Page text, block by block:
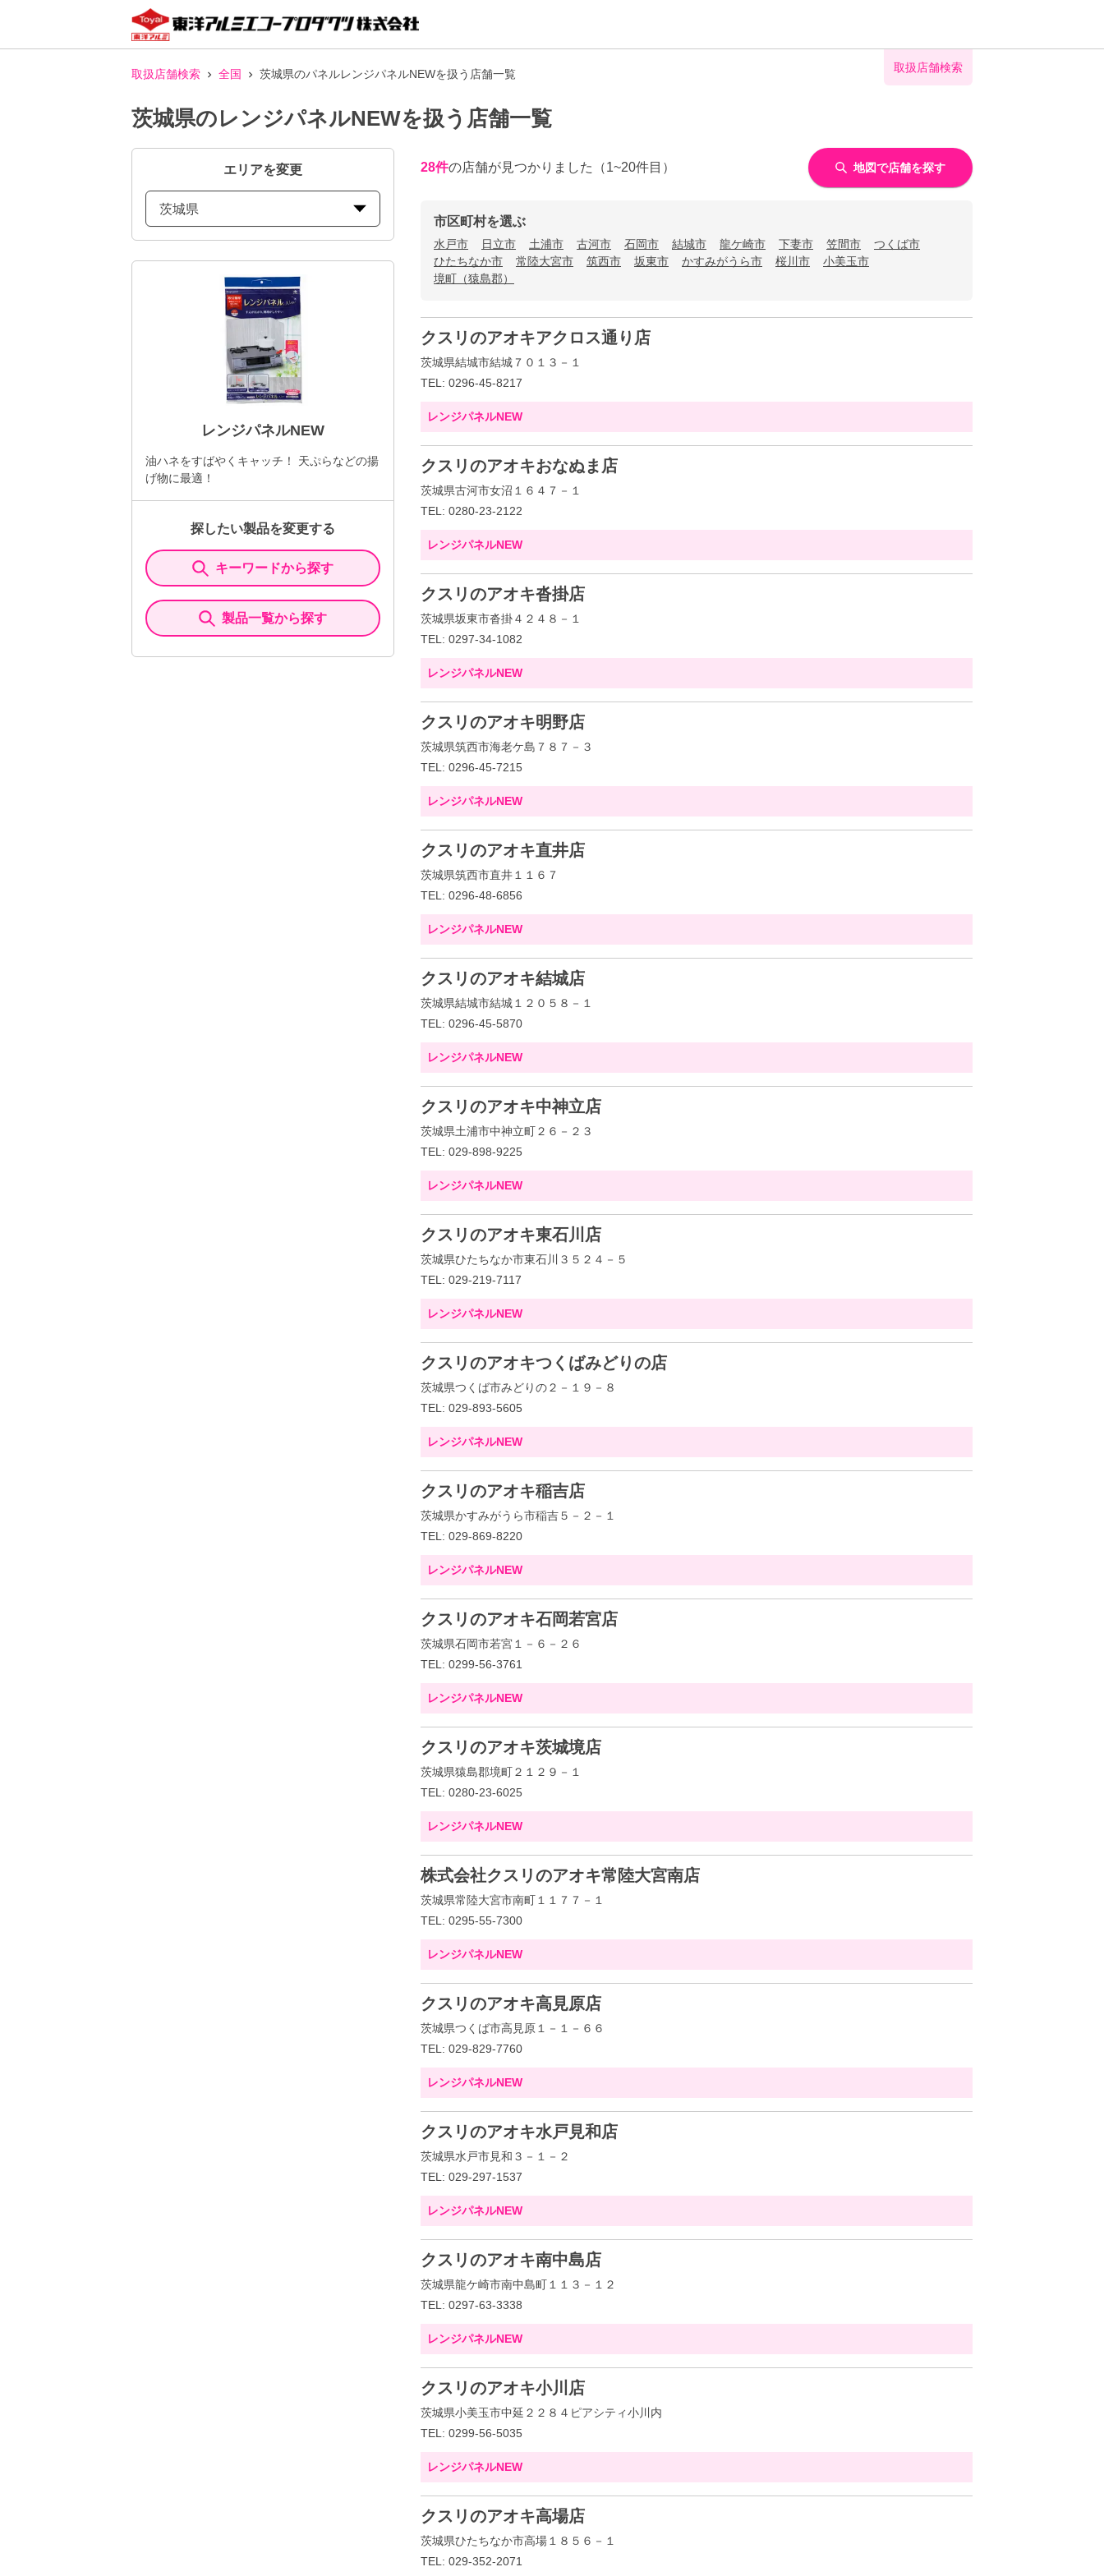
取扱店舗検索 全国 茨城県のパネルレンジパネルNEWを扱う店舗一覧 取扱店舗検索
茨城県のレンジパネルNEWを扱う店舗一覧
エリアを変更
茨城県
レンジパネルNEW
油ハネをすばやくキャッチ！ 天ぷらなどの揚
げ物に最適！
探したい製品を変更する
キーワードから探す
製品一覧から探す
28件の店舗が見つかりました （1~20件目） 地図で店舗を探す
市区町村を選ぶ
水戸市 日立市 土浦市 古河市 石岡市 結城市 龍ケ崎市 下妻市 笠間市
つくば市
ひたちなか市
常陸大宮市 筑西市 坂東市 かすみがうら市 桜川市
小美玉市
境町（猿島郡）
クスリのアオキアクロス通り店
茨城県結城市結城７０１３－１
TEL: 0296-45-8217
レンジパネルNEW
クスリのアオキおなぬま店
茨城県古河市女沼１６４７－１
TEL: 0280-23-2122
レンジパネルNEW
クスリのアオキ沓掛店
茨城県坂東市沓掛４２４８－１
TEL: 0297-34-1082
レンジパネルNEW
クスリのアオキ明野店
茨城県筑西市海老ケ島７８７－３
TEL: 0296-45-7215
レンジパネルNEW
クスリのアオキ直井店
茨城県筑西市直井１１６７
TEL: 0296-48-6856
レンジパネルNEW
クスリのアオキ結城店
茨城県結城市結城１２０５８－１
TEL: 0296-45-5870
レンジパネルNEW
クスリのアオキ中神立店
茨城県土浦市中神立町２６－２３
TEL: 029-898-9225
レンジパネルNEW
クスリのアオキ東石川店
茨城県ひたちなか市東石川３５２４－５
TEL: 029-219-7117
レンジパネルNEW
クスリのアオキつくばみどりの店
茨城県つくば市みどりの２－１９－８
TEL: 029-893-5605
レンジパネルNEW
クスリのアオキ稲吉店
茨城県かすみがうら市稲吉５－２－１
TEL: 029-869-8220
レンジパネルNEW
クスリのアオキ石岡若宮店
茨城県石岡市若宮１－６－２６
TEL: 0299-56-3761
レンジパネルNEW
クスリのアオキ茨城境店
茨城県猿島郡境町２１２９－１
TEL: 0280-23-6025
レンジパネルNEW
株式会社クスリのアオキ常陸大宮南店
茨城県常陸大宮市南町１１７７－１
TEL: 0295-55-7300
レンジパネルNEW
クスリのアオキ高見原店
茨城県つくば市高見原１－１－６６
TEL: 029-829-7760
レンジパネルNEW
クスリのアオキ水戸見和店
茨城県水戸市見和３－１－２
TEL: 029-297-1537
レンジパネルNEW
クスリのアオキ南中島店
茨城県龍ケ崎市南中島町１１３－１２
TEL: 0297-63-3338
レンジパネルNEW
クスリのアオキ小川店
茨城県小美玉市中延２２８４ピアシティ小川内
TEL: 0299-56-5035
レンジパネルNEW
クスリのアオキ高場店
茨城県ひたちなか市高場１８５６－１
TEL: 029-352-2071